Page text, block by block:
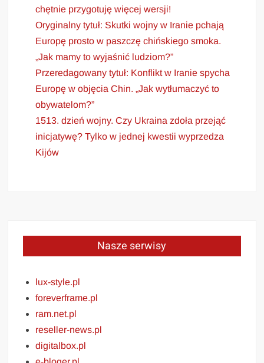
chętnie przygotuję więcej wersji!
Oryginalny tytuł: Skutki wojny w Iranie pchają
Europę prosto w paszczę chińskiego smoka.
„Jak mamy to wyjaśnić ludziom?”
Przeredagowany tytuł: Konflikt w Iranie spycha
Europę w objęcia Chin. „Jak wytłumaczyć to
obywatelom?”
1513. dzień wojny. Czy Ukraina zdoła przejąć
inicjatywę? Tylko w jednej kwestii wyprzedza
Kijów
Nasze serwisy
lux-style.pl
foreverframe.pl
ram.net.pl
reseller-news.pl
digitalbox.pl